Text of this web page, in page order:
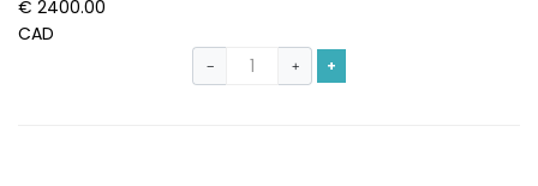
€ 2400.00
CAD
− + +